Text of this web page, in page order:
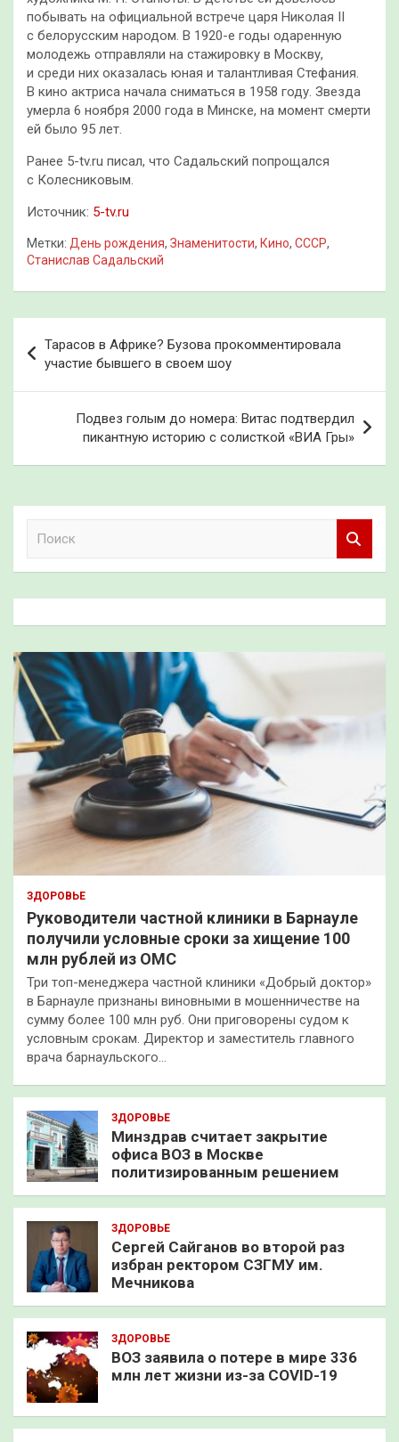
побывать на официальной встрече царя Николая II
с белорусским народом. В 1920-е годы одаренную
молодежь отправляли на стажировку в Москву,
и среди них оказалась юная и талантливая Стефания.
В кино актриса начала сниматься в 1958 году. Звезда
умерла 6 ноября 2000 года в Минске, на момент смерти
ей было 95 лет.
Ранее 5-tv.ru писал, что Садальский попрощался
с Колесниковым.
Источник: 5-tv.ru
Метки: День рождения, Знаменитости, Кино, СССР,
Станислав Садальский
по
записям
Тарасов в Африке? Бузова прокомментировала
участие бывшего в своем шоу
Подвез голым до номера: Витас подтвердил
пикантную историю с солисткой «ВИА Гры»
к
ЗДОРОВЬЕ
Руководители частной клиники в Барнауле
получили условные сроки за хищение 100
млн рублей из ОМС
Три топ-менеджера частной клиники «Добрый доктор»
в Барнауле признаны виновными в мошенничестве на
сумму более 100 млн руб. Они приговорены судом к
условным срокам. Директор и заместитель главного
врача барнаульского…
ЗДОРОВЬЕ
Минздрав считает закрытие
офиса ВОЗ в Москве
политизированным решением
ЗДОРОВЬЕ
Сергей Сайганов во второй раз
избран ректором СЗГМУ им.
Мечникова
ЗДОРОВЬЕ
ВОЗ заявила о потере в мире 336
млн лет жизни из-за COVID-19